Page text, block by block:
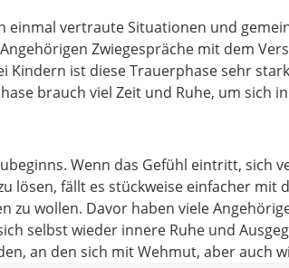
vertraute Situationen und
Zwiegespräche mit dem
ist diese Trauerphase sehr
brauch viel Zeit und Ruhe, um sich
Wenn das Gefühl eintritt, sich
lösen, fällt es stückweise einfacher
zu wollen. Davor haben viele
selbst wieder innere Ruhe und
an den sich mit Wehmut, aber auch